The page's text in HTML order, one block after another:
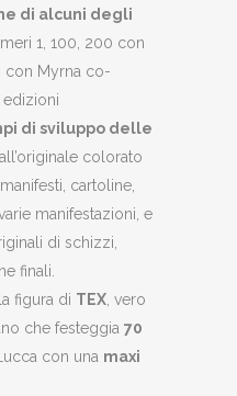
di alcuni degli
1, 100, 200 con
con Myrna co-
di sviluppo delle
colorato
cartoline,
manifestazioni, e
di schizzi,
finali.
figura di TEX , vero
che festeggia 70
con una maxi